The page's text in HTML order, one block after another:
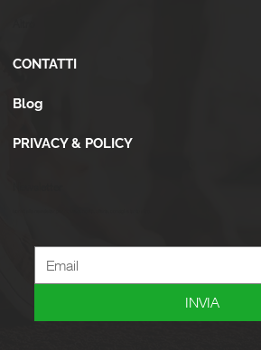
CONTATTI
Blog
PRIVACY & POLICY
INVIA